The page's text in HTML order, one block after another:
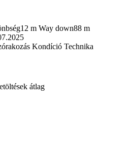
12 m Way down88 m
Kondíció Technika
átlag